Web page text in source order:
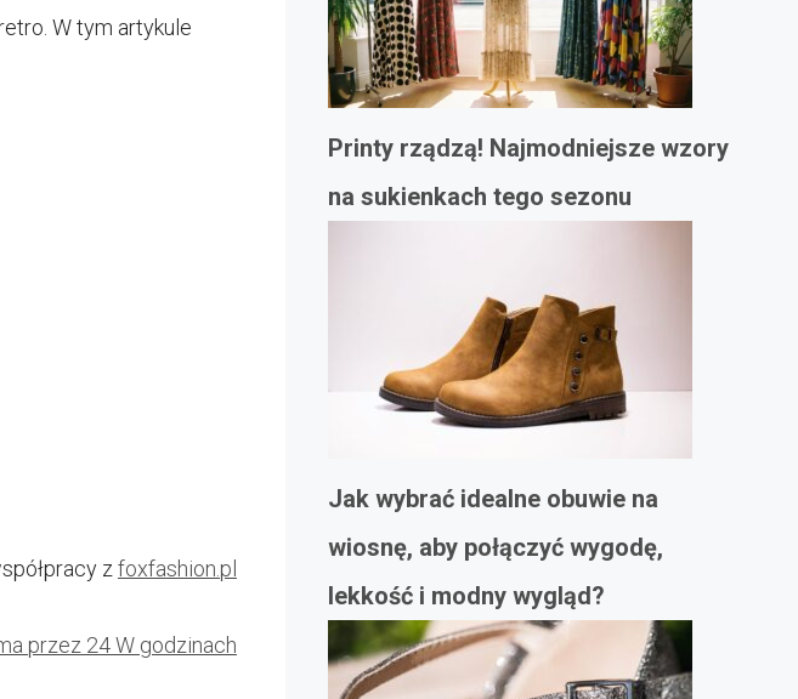
W tym artykule
zfoxfashion.pl
przez 24 W godzinach
Printy rządzą! Najmodniejsze wzory
na sukienkach tego sezonu
Jak wybrać idealne obuwie na
wiosnę, aby połączyć wygodę,
lekkość i modny wygląd?